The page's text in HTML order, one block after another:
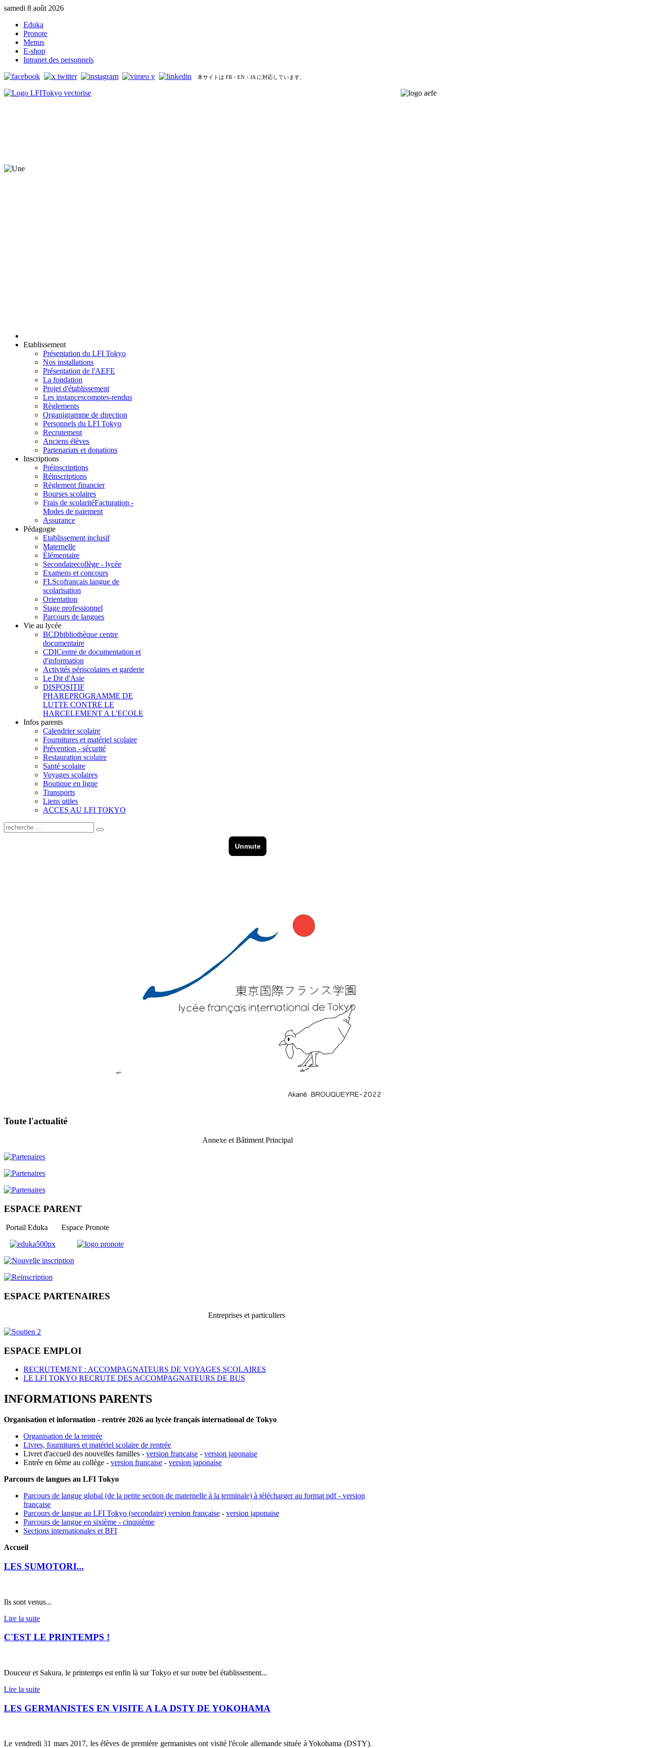
samedi 8 août 2026
Eduka
Pronote
Menus
E-shop
Intranet des personnels
本サイトは FR・EN・JA に対応しています。
Etablissement
Présentation du LFI Tokyo
Nos installations
Présentation de l'AEFE
La fondation
Projet d'établissement
Les instancescomptes-rendus
Règlements
Organigramme de direction
Personnels du LFI Tokyo
Recrutement
Anciens élèves
Partenariats et donations
Inscriptions
Préinscriptions
Réinscriptions
Règlement financier
Bourses scolaires
Frais de scolaritéFacturation -
Modes de paiement
Assurance
Pédagogie
Etablissement inclusif
Maternelle
Élémentaire
Secondairecollège - lycée
Examens et concours
FLScofrançais langue de
scolarisation
Orientation
Stage professionnel
Parcours de langues
Vie au lycée
BCDbibliothèque centre
documentaire
CDICentre de documentation et
d'information
Activités périscolaires et garderie
Le Dit d'Asie
DISPOSITIF
PHAREPROGRAMME DE
LUTTE CONTRE LE
HARCELEMENT A L'ECOLE
Infos parents
Calendrier scolaire
Fournitures et matériel scolaire
Prévention - sécurité
Restauration scolaire
Santé scolaire
Voyages scolaires
Boutique en ligne
Transports
Liens utiles
ACCES AU LFI TOKYO
Toute l'actualité
Annexe et Bâtiment Principal
ESPACE PARENT
Portail Eduka Espace Pronote
ESPACE PARTENAIRES
Entreprises et particuliers
ESPACE EMPLOI
RECRUTEMENT : ACCOMPAGNATEURS DE VOYAGES SCOLAIRES
LE LFI TOKYO RECRUTE DES ACCOMPAGNATEURS DE BUS
INFORMATIONS PARENTS
Organisation et information - rentrée 2026 au lycée français international de Tokyo
Organisation de la rentrée
Livres, fournitures et matériel scolaire de rentrée
Livret d'accueil des nouvelles familles - version française - version japonaise
Entrée en 6ème au collège - version française - version japonaise
Parcours de langues au LFI Tokyo
Parcours de langue global (de la petite section de maternelle à la terminale) à télécharger au format pdf - version
française
Parcours de langue au LFI Tokyo (secondaire) version française - version japonaise
Parcours de langue en sixième - cinquième
Sections internationales et BFI
Accueil
LES SUMOTORI...
Ils sont venus...
Lire la suite
C'EST LE PRINTEMPS !
Douceur et Sakura, le printemps est enfin là sur Tokyo et sur notre bel établissement...
Lire la suite
LES GERMANISTES EN VISITE A LA DSTY DE YOKOHAMA
Le vendredi 31 mars 2017, les élèves de première germanistes ont visité l'école allemande située à Yokohama (DSTY).